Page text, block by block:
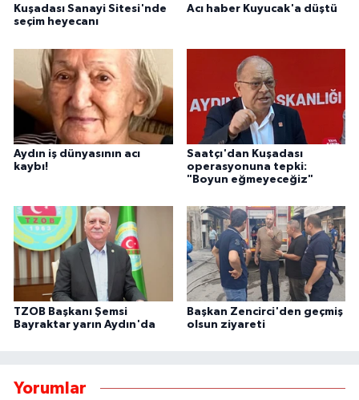
Kuşadası Sanayi Sitesi'nde
seçim heyecanı
Acı haber Kuyucak'a düştü
Aydın iş dünyasının acı
kaybı!
Saatçı'dan Kuşadası
operasyonuna tepki:
"Boyun eğmeyeceğiz"
TZOB Başkanı Şemsi
Bayraktar yarın Aydın'da
Başkan Zencirci'den geçmiş
olsun ziyareti
Yorumlar